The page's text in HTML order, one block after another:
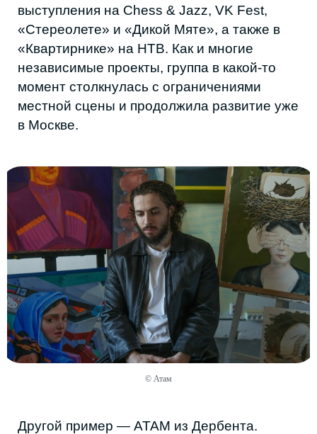
© Атам
из крупнейших игроков российского рэп-
рынка. Сегодня АТАМ выпускает новые
синглы, готовит дебютный альбом и
работает над совместными треками с
известными артистами.
Ещё одно имя — «Я Леля». Инди-поп-
артистка, соединяющая R’n’B, инди-поп,
джаз и фанк с акустической гитарой и
саксофоном. У неё около 30 синглов и